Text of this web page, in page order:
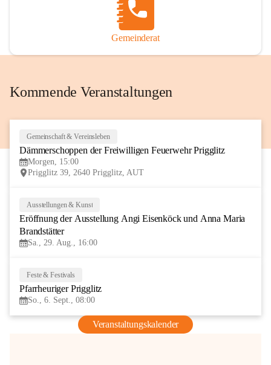
Gemeinderat
Kommende Veranstaltungen
Gemeinschaft & Vereinsleben
Dämmerschoppen der Freiwilligen Feuerwehr Prigglitz
Morgen, 15:00
Prigglitz 39, 2640 Prigglitz, AUT
AUG
Ausstellungen & Kunst
Eröffnung der Ausstellung Angi Eisenköck und Anna Maria
Brandstätter
Sa., 29. Aug., 16:00
Feste & Festivals
Pfarrheuriger Prigglitz
So., 6. Sept., 08:00
Veranstaltungskalender